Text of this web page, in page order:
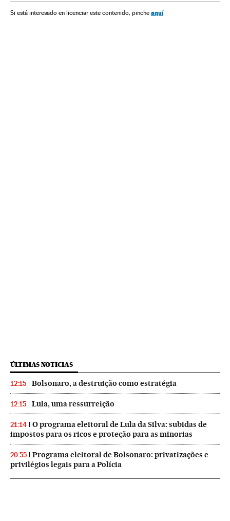
Amigáveis futebol Seleção croata Neymar
Si está interesado en licenciar este contenido, pinche aquí
ÚLTIMAS NOTICIAS
12:15 Bolsonaro, a destruição como estratégia
12:15 Lula, uma ressurreição
21:14
O programa eleitoral de Lula da Silva: subidas de
impostos para os ricos e proteção para as minorias
20:55
Programa eleitoral de Bolsonaro: privatizações e
privilégios legais para a Polícia